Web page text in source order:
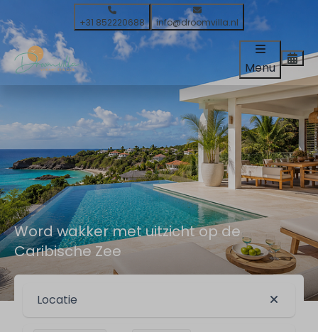
+31 852220688 info@droomvilla.nl
Menu
Word wakker met uitzicht op de
Caribische Zee
Locatie